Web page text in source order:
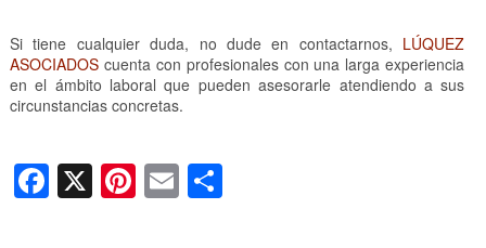
Si tiene cualquier duda, no dude en contactarnos, LÚQUEZ
ASOCIADOScuenta con profesionales con una larga experiencia
en el ámbito laboral que pueden asesorarle atendiendo a sus
circunstancias concretas.
F
a
X Pi
nt
E
m
C